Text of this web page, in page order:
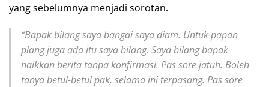
yang sebelumnya menjadi sorotan.
“Bapak bilang saya bangai saya diam. Untuk papan
plang juga ada itu saya bilang. Saya bilang bapak
naikkan berita tanpa konfirmasi. Pas sore jatuh. Boleh
tanya betul-betul pak, selama ini terpasang. Pas sore